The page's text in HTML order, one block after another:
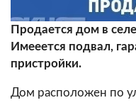
Продается дом в
Имееется подвал,
пристройки.
Дом расположен по